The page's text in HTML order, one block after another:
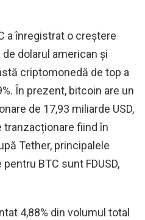
a înregistrat o creștere
dolarul american și
criptomonedă de top a
În prezent, bitcoin are un
de 17,93 miliarde USD,
tranzacționare fiind în
Tether, principalele
BTC sunt FDUSD,
4,88% din volumul total